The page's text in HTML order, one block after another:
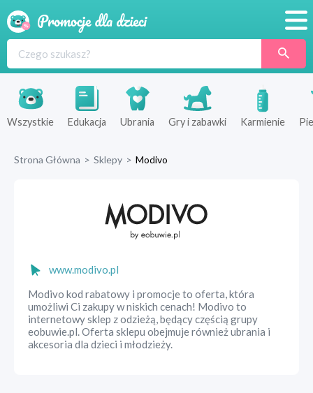
Produkty
Sklepy
Wszystkie Edukacja Ubrania Gry i zabawki Karmienie
Strona Główna > Sklepy > Modivo
www.modivo.pl
Modivo kod rabatowy i promocje to oferta, która
umożliwi Ci zakupy w niskich cenach! Modivo to
internetowy sklep z odzieżą, będący częścią grupy
eobuwie.pl. Oferta sklepu obejmuje również ubrania i
akcesoria dla dzieci i młodzieży.